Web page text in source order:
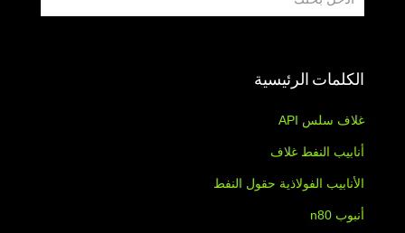
الكلمات الرئيسية
غلاف سلس API
أنابيب النفط غلاف
الأنابيب الفولاذية حقول النفط
أنبوب n80